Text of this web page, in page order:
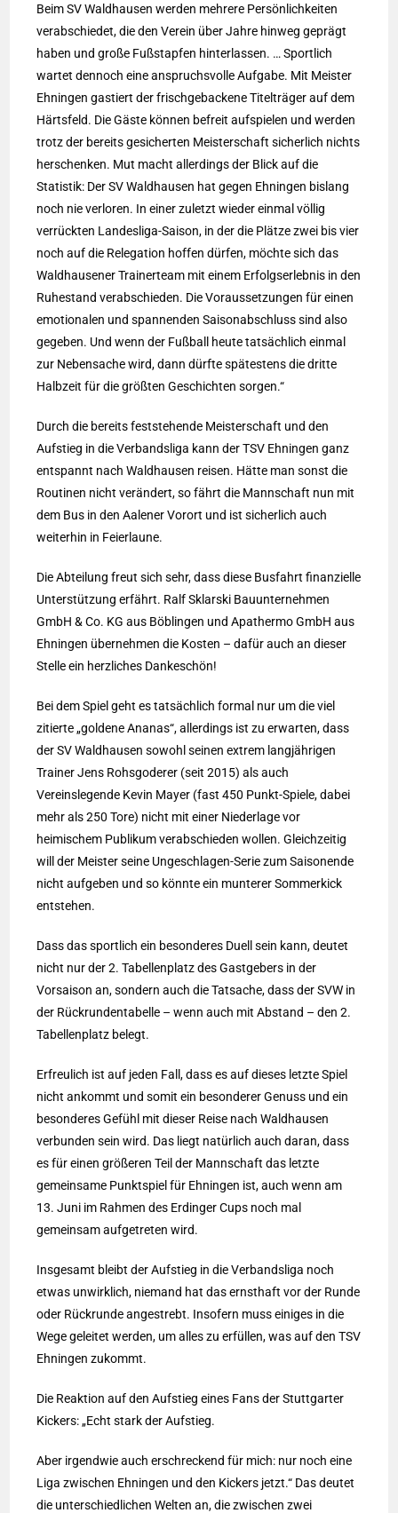
Beim SV Waldhausen werden mehrere Persönlichkeiten
verabschiedet, die den Verein über Jahre hinweg geprägt
haben und große Fußstapfen hinterlassen. … Sportlich
wartet dennoch eine anspruchsvolle Aufgabe. Mit Meister
Ehningen gastiert der frischgebackene Titelträger auf dem
Härtsfeld. Die Gäste können befreit aufspielen und werden
trotz der bereits gesicherten Meisterschaft sicherlich nichts
herschenken. Mut macht allerdings der Blick auf die
Statistik: Der SV Waldhausen hat gegen Ehningen bislang
noch nie verloren. In einer zuletzt wieder einmal völlig
verrückten Landesliga-Saison, in der die Plätze zwei bis vier
noch auf die Relegation hoffen dürfen, möchte sich das
Waldhausener Trainerteam mit einem Erfolgserlebnis in den
Ruhestand verabschieden. Die Voraussetzungen für einen
emotionalen und spannenden Saisonabschluss sind also
gegeben. Und wenn der Fußball heute tatsächlich einmal
zur Nebensache wird, dann dürfte spätestens die dritte
Halbzeit für die größten Geschichten sorgen.“
Durch die bereits feststehende Meisterschaft und den
Aufstieg in die Verbandsliga kann der TSV Ehningen ganz
entspannt nach Waldhausen reisen. Hätte man sonst die
Routinen nicht verändert, so fährt die Mannschaft nun mit
dem Bus in den Aalener Vorort und ist sicherlich auch
weiterhin in Feierlaune.
Die Abteilung freut sich sehr, dass diese Busfahrt finanzielle
Unterstützung erfährt. Ralf Sklarski Bauunternehmen
GmbH & Co. KG aus Böblingen und Apathermo GmbH aus
Ehningen übernehmen die Kosten – dafür auch an dieser
Stelle ein herzliches Dankeschön!
Bei dem Spiel geht es tatsächlich formal nur um die viel
zitierte „goldene Ananas“, allerdings ist zu erwarten, dass
der SV Waldhausen sowohl seinen extrem langjährigen
Trainer Jens Rohsgoderer (seit 2015) als auch
Vereinslegende Kevin Mayer (fast 450 Punkt-Spiele, dabei
mehr als 250 Tore) nicht mit einer Niederlage vor
heimischem Publikum verabschieden wollen. Gleichzeitig
will der Meister seine Ungeschlagen-Serie zum Saisonende
nicht aufgeben und so könnte ein munterer Sommerkick
entstehen.
Dass das sportlich ein besonderes Duell sein kann, deutet
nicht nur der 2. Tabellenplatz des Gastgebers in der
Vorsaison an, sondern auch die Tatsache, dass der SVW in
der Rückrundentabelle – wenn auch mit Abstand – den 2.
Tabellenplatz belegt.
Erfreulich ist auf jeden Fall, dass es auf dieses letzte Spiel
nicht ankommt und somit ein besonderer Genuss und ein
besonderes Gefühl mit dieser Reise nach Waldhausen
verbunden sein wird. Das liegt natürlich auch daran, dass
es für einen größeren Teil der Mannschaft das letzte
gemeinsame Punktspiel für Ehningen ist, auch wenn am
13. Juni im Rahmen des Erdinger Cups noch mal
gemeinsam aufgetreten wird.
Insgesamt bleibt der Aufstieg in die Verbandsliga noch
etwas unwirklich, niemand hat das ernsthaft vor der Runde
oder Rückrunde angestrebt. Insofern muss einiges in die
Wege geleitet werden, um alles zu erfüllen, was auf den TSV
Ehningen zukommt.
Die Reaktion auf den Aufstieg eines Fans der Stuttgarter
Kickers: „Echt stark der Aufstieg.
Aber irgendwie auch erschreckend für mich: nur noch eine
Liga zwischen Ehningen und den Kickers jetzt.“ Das deutet
die unterschiedlichen Welten an, die zwischen zwei